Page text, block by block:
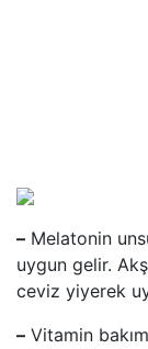
– Melatonin
uygun gelir.
ceviz yiyerek
– Vitamin